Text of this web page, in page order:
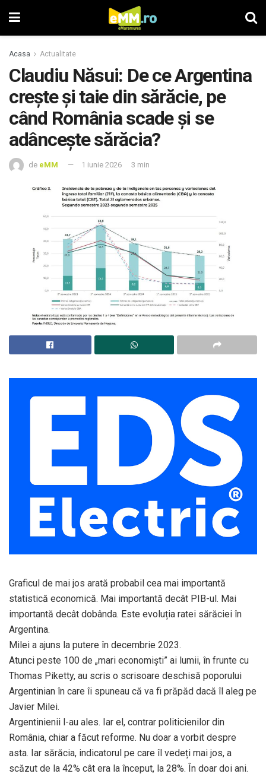
Acasa Actualitate
Claudiu Năsui: De ce Argentina
crește și taie din sărăcie, pe
când România scade și se
adâncește sărăcia?
de eMM 1 iunie 2026 3 min
Graficul de mai jos arată probabil cea mai importantă
statistică economică. Mai importantă decât PIB-ul. Mai
importantă decât dobânda. Este evoluția ratei sărăciei în
Argentina.
Milei a ajuns la putere în decembrie 2023.
Atunci peste 100 de „mari economiști” ai lumii, în frunte cu
Thomas Piketty, au scris o scrisoare deschisă poporului
Argentinian în care îi spuneau că va fi prăpăd dacă îl aleg pe
Javier Milei.
Argentinienii l-au ales. Iar el, contrar politicienilor din
România, chiar a făcut reforme. Nu doar a vorbit despre
asta. Iar sărăcia, indicatorul pe care îl vedeți mai jos, a
scăzut de la 42% cât era la început, la 28%. În doar doi ani.